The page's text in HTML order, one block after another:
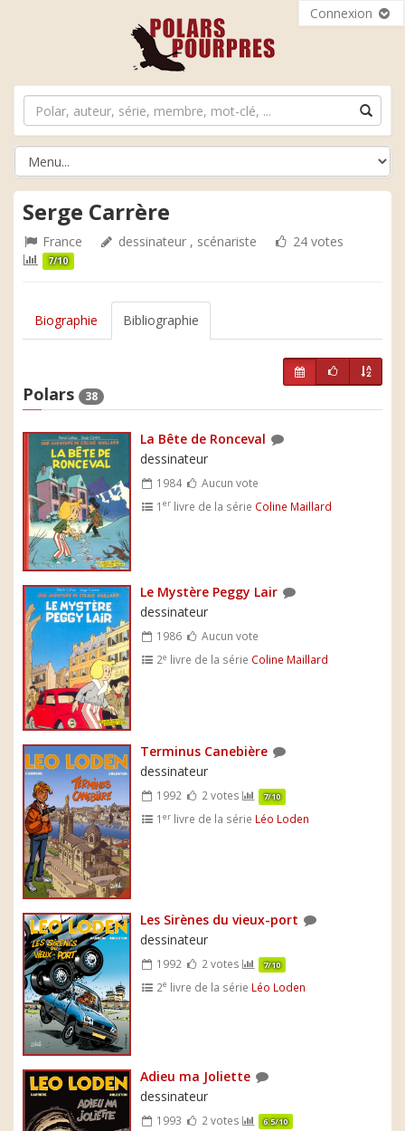
Connexion
Serge Carrère
France dessinateur , scénariste 24 votes
7/10
Biographie Bibliographie
Polars 38
La Bête de Ronceval
dessinateur
1984
Aucun vote
1er livre de la série Coline Maillard
Le Mystère Peggy Lair
dessinateur
1986
Aucun vote
2e livre de la série Coline Maillard
Terminus Canebière
dessinateur
1992 2 votes 7/10
1er livre de la série Léo Loden
Les Sirènes du vieux-port
dessinateur
1992 2 votes 7/10
2e livre de la série Léo Loden
Adieu ma Joliette
dessinateur
1993 2 votes 6.5/10